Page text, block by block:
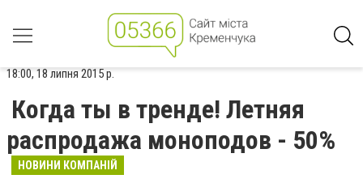
18:00, 18 липня 2015 р.
Когда ты в тренде! Летняя
распродажа моноподов - 50%
НОВИНИ КОМПАНІЙ